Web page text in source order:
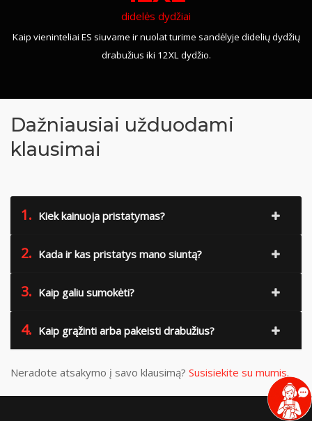
didelės dydžiai
Kaip vieninteliai ES siuvame ir nuolat turime sandėlyje didelių dydžių
drabužius iki 12XL dydžio.
Dažniausiai užduodami
klausimai
1. Kiek kainuoja pristatymas?
2. Kada ir kas pristatys mano siuntą?
3. Kaip galiu sumokėti?
4. Kaip grąžinti arba pakeisti drabužius?
Neradote atsakymo į savo klausimą? Susisiekite su mumis.